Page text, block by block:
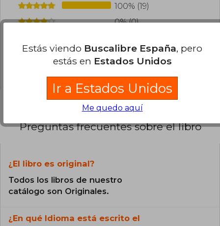
100% (19)
0% (0)
0% (0)
Preguntas frecuentes sobre el libro
¿El libro es original?
Todos los libros de nuestro
catálogo son Originales.
¿En qué Idioma está escrito el
Estás viendo Buscalibre España, pero
estás en Estados Unidos
Ir a Estados Unidos
Me quedo aquí